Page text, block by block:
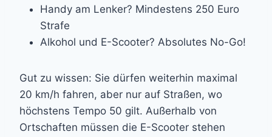
Handy am Lenker? Mindestens 250 Euro
Strafe
Alkohol und E-Scooter? Absolutes No-Go!
Gut zu wissen: Sie dürfen weiterhin maximal
20 km/h fahren, aber nur auf Straßen, wo
höchstens Tempo 50 gilt. Außerhalb von
Ortschaften müssen die E-Scooter stehen